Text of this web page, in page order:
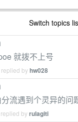
Switch topics
就拨不上号
byhw028
流遇到个灵异的问
byrulagiti